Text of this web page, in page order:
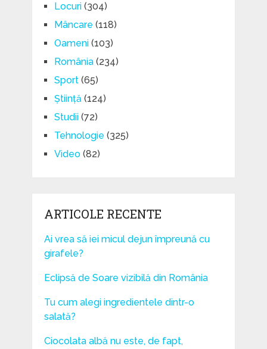
Locuri(304)
Mâncare (118)
Oameni(103)
România(234)
Sport(65)
Știință(124)
Studii(72)
Tehnologie (325)
Video(82)
ARTICOLE RECENTE
Ai vrea să iei micul dejun împreună cu
girafele?
Eclipsă de Soare vizibilă din România
Tu cum alegi ingredientele dintr-o
salată?
Ciocolata albă nu este, de fapt,